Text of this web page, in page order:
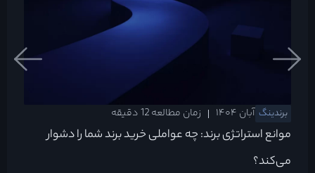
برندینگ آبان ۱۴۰۴ زمان مطالعه 12 دقیقه
موانع استراتژی برند: چه عواملی خرید برند شما را دشوار
می‌کند؟